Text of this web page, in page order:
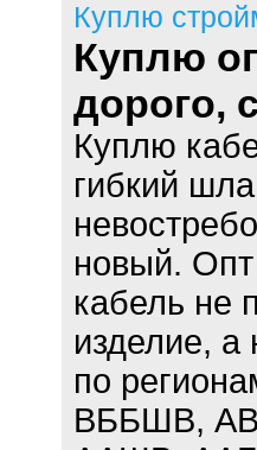
Куплю
Куплю
дорого,
Куплю
гибкий
новый.
кабель не
изделие,
по
ВББШВ,